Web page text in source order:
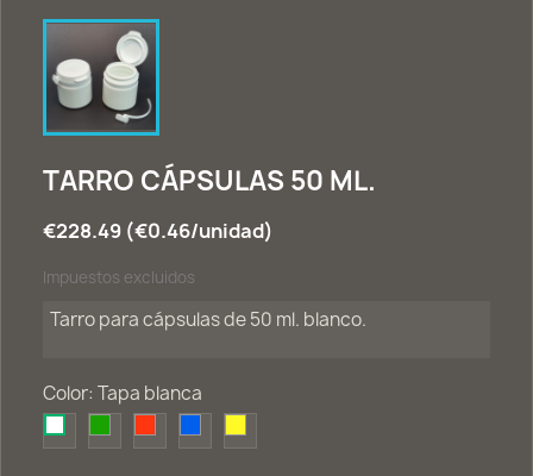
TARRO CÁPSULAS 50 ML.
€228.49 (€0.46/unidad)
Impuestos excluidos
Tarro para cápsulas de 50 ml. blanco.
Color: Tapa blanca
blancaverderoja azul amarilla